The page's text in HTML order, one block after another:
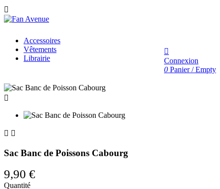


Connexion
0 Panier /Empty
Accessoires
Vêtements
Librairie

 
Sac Banc de Poissons Cabourg
9,90 €
Quantité